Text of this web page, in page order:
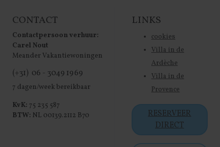
CONTACT
Contactpersoon verhuur:
Carel Nout
Meander Vakantiewoningen
(+31) 06 - 3049 1969
7 dagen/week bereikbaar
KvK: 75 235 587
BTW: NL 00139.2112 B70
LINKS
cookies
Villa in de
Ardèche
Villa in de
Provence
RESERVEER
DIRECT